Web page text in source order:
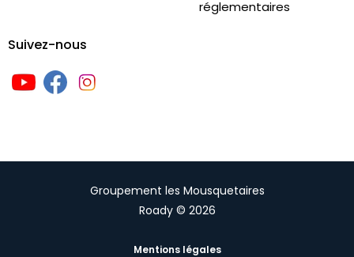
réglementaires
Suivez-nous
Groupement les Mousquetaires
Roady © 2026
Mentions légales